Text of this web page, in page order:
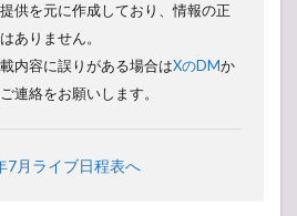
供を元に作成しており、情報の正
ありません。
内容に誤りがある場合はXのDMか
連絡をお願いします。
7月ライブ日程表へ